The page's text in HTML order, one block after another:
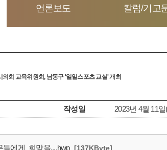
언론보도 칼럼/기고
의회 교육위원회, 남동구 '일일스포츠 교실' 개최
작성일
2023년 4월 11
에게_희망을....hwp [137KByte]